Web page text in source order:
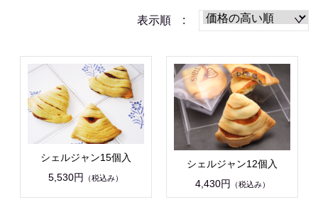
表示順 :
シェルジャン15個入
5,530円
（税込み）
シェルジャン12個入
4,430円 （税込み）